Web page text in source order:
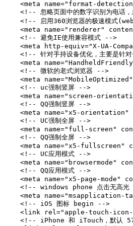
<meta name="format-
<!-- 忽略页面中的数字识别为电话
<!-- 启用360浏览器的极速模式
<meta
name="renderer"
<!-- 避免IE使用兼容模式 -->
<meta
http-equiv="X-UA-
<!-- 针对手持设备优化，主要是针
<meta
name=
<!-- 微软的老式浏览器 -->
<meta
name="MobileOptimized"
<!-- uc强制竖屏 -->
<meta
name="screen-
<!-- QQ强制竖屏 -->
<meta
name="x5-orientation"
<!-- UC强制全屏 -->
<meta
name="full-screen"
<!-- QQ强制全屏 -->
<meta
name="x5-fullscreen"
<!-- UC应用模式 -->
<meta
name="browsermode"
<!-- QQ应用模式 -->
<meta
name="x5-page-mode"
<!-- windows phone 点击无高
<meta
name="msapplication-
<!-- iOS 图标 begin -->
<link
rel="apple-touch-icon-
<!-- iPhone 和 iTouch，默认